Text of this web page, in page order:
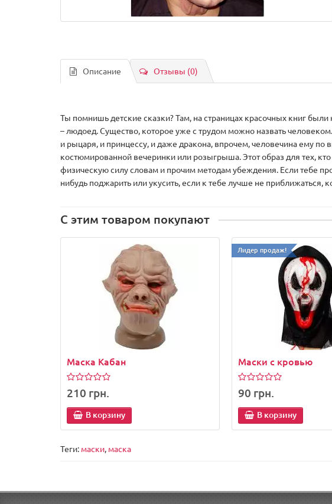
Описание Отзывы (0)
Ты помнишь детские сказки? Там, на страницах красочных книг
– людоед. Существо, которое уже с трудом можно назвать
и рыцаря, и принцессу, и даже дракона, впрочем, человечина ему
костюмированной вечеринки или розыгрыша. Этот образ для тех,
физическую силу словам и прочим методам убеждения. Если тебе
нибудь поджарить или укусить, если к тебе лучше не приближаться,
С этим товаром покупают
Маска Кабан
210 грн.
В корзину
Лидер продаж!
Маски с кровью
90 грн.
В корзину
Теги: маски, маска